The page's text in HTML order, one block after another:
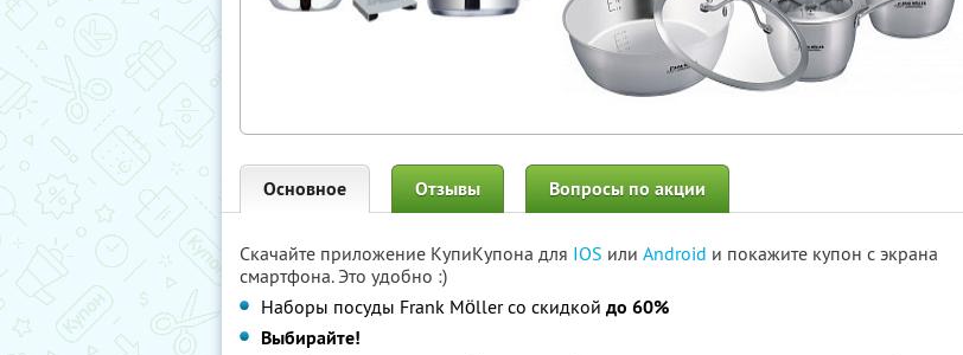
Основное Отзывы Вопросы по акции
Скачайте приложение КупиКупона для IOS или Android и покажите купон с экрана
смартфона. Это удобно :)
Наборы посуды Frank Möller со скидкой до 60%
Выбирайте!